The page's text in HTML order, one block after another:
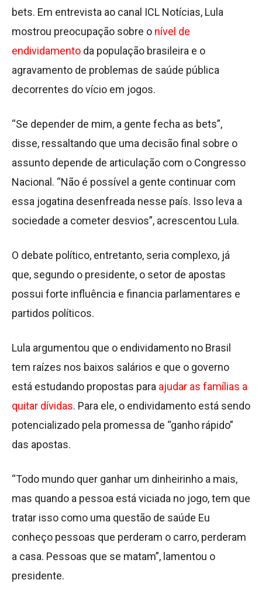
bets. Em entrevista ao canal ICL Notícias, Lula
mostrou preocupação sobre o nível de
endividamento da população brasileira e o
agravamento de problemas de saúde pública
decorrentes do vício em jogos.
“Se depender de mim, a gente fecha as bets”,
disse, ressaltando que uma decisão final sobre o
assunto depende de articulação com o Congresso
Nacional. “Não é possível a gente continuar com
essa jogatina desenfreada nesse país. Isso leva a
sociedade a cometer desvios”, acrescentou Lula.
O debate político, entretanto, seria complexo, já
que, segundo o presidente, o setor de apostas
possui forte influência e financia parlamentares e
partidos políticos.
Lula argumentou que o endividamento no Brasil
tem raízes nos baixos salários e que o governo
está estudando propostas para ajudar as famílias a
quitar dívidas. Para ele, o endividamento está sendo
potencializado pela promessa de “ganho rápido”
das apostas.
“Todo mundo quer ganhar um dinheirinho a mais,
mas quando a pessoa está viciada no jogo, tem que
tratar isso como uma questão de saúde Eu
conheço pessoas que perderam o carro, perderam
a casa. Pessoas que se matam”, lamentou o
presidente.